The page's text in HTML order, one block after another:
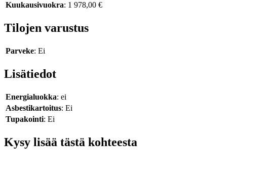
Kuukausivuokra: 1 978,00 €
Tilojen varustus
Parveke: Ei
Lisätiedot
Energialuokka: ei
Asbestikartoitus: Ei
Tupakointi: Ei
Kysy lisää tästä kohteesta